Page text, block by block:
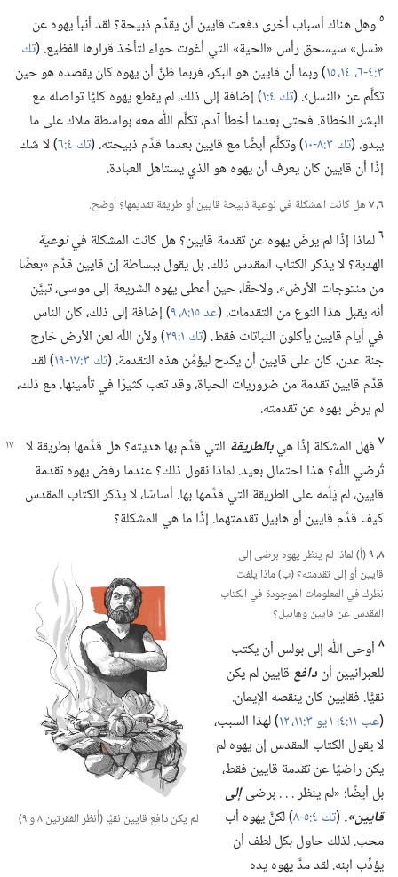
٥وهل هناك أسباب أخرى دفعت قايين أن يقدِّم ذبيحة؟‏ لقد أنبأ يهوه عن
«نسل» سيسحق رأس «الحية» التي أغوت حواء لتأخذ قرارها الفظيع.‏ (‏تك
٣:‏٤-‏٦،‏
‏)‏ وبما أن قايين هو البكر،‏ فربما ظنَّ أن يهوه كان يقصده هو حين
تكلَّم عن ‹النسل›.‏ (‏تك ٤:‏١
‏)‏ إضافة إلى ذلك،‏ لم يقطع يهوه كليًّا تواصله مع
البشر الخطاة.‏ فحتى بعدما أخطأ آدم،‏ تكلَّم اللّٰه معه بواسطة ملاك على ما
يبدو.‏ (‏تك ٣:‏٨-‏١٠ ‏)‏ وتكلَّم أيضًا مع قايين بعدما قدَّم ذبيحته.‏ (‏تك ٤:‏٦
‏)‏ لا شك
إذًا أن قايين كان يعرف أن يهوه هو الذي يستاهل العبادة.‏
٦،‏ ٧
هل كانت المشكلة في نوعية ذبيحة قايين أو طريقة تقديمها؟‏ أوضح.‏
٦لماذا إذًا لم يرضَ يهوه عن تقدمة قايين؟‏ هل كانت المشكلة فينوعية
الهدية؟‏ لا يذكر الكتاب المقدس ذلك.‏ بل يقول ببساطة إن قايين قدَّم «بعضًا
من منتوجات الأرض».‏ ولاحقًا،‏ حين أعطى يهوه الشريعة إلى موسى،‏ تبيَّن
أنه يقبل هذا النوع من التقدمات.‏ (‏عد ١٥:‏٨،‏ ٩
‏)‏ إضافة إلى ذلك،‏ كان الناس
في أيام قايين يأكلون النباتات فقط.‏ (‏تك ١:‏٢٩
‏)‏ ولأن اللّٰه لعن الأرض خارج
جنة عدن،‏ كان على قايين أن يكدح ليؤمِّن هذه التقدمة.‏ (‏تك ٣:‏١٧-‏١٩
‏)‏ لقد
قدَّم قايين تقدمة من ضروريات الحياة،‏ وقد تعب كثيرًا في تأمينها.‏ مع ذلك،‏
لم يرضَ يهوه عن تقدمته.‏
٧ فهل المشكلة إذًا هيبالطريقة التي قدَّم بها هديته؟‏ هل قدَّمها بطريقةلا
تُرضي اللّٰه؟‏ هذا احتمال بعيد.‏ لماذا نقول ذلك؟‏ عندما رفض يهوه تقدمة
قايين،‏ لم يَلُمه على الطريقة التي قدَّمها بها.‏ أساسًا،‏ لا يذكر الكتاب المقدس
كيف قدَّم قايين أو هابيل تقدمتهما.‏ إذًا ما هي المشكلة؟‏
لم يكن دافع قايين نقيًّا (‏أُنظر الفقرتين ٨ و ٩)‏
٨،‏ ٩
(‏أ)‏ لماذا لم ينظر يهوه برضى إلى
قايين أو إلى تقدمته؟‏ (‏ب)‏ ماذا يلفت
نظرك في المعلومات الموجودة في الكتاب
المقدس عن قايين وهابيل؟‏
٨ أوحى اللّٰه إلى بولس أن يكتب
للعبرانيين أندافع قايين لم يكن
نقيًّا.‏ فقايين كان ينقصه الإيمان.‏
(‏عب ١١:‏٤؛‏
‏)‏ لهذا السبب،‏
لا يقول الكتاب المقدس إن يهوه لم
يكن راضيًا عن تقدمة قايين فقط،‏
بل أيضًا:‏ «لم ينظر .‏ .‏ .‏ برضىإلى
قايين».‏(‏تك ٤:‏٥-‏٨
‏)‏ لكنَّ يهوه أب
محب.‏ لذلك حاول بكل لطف أن
يؤدِّب ابنه.‏ لقد مدَّ يهوه يده